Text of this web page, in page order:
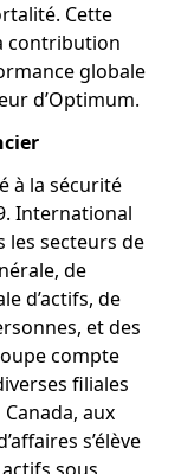
Cette
contribution
globale
d’Optimum.
à la sécurité
International
les secteurs de
de
d’actifs, de
et des
compte
filiales
aux
s’élève